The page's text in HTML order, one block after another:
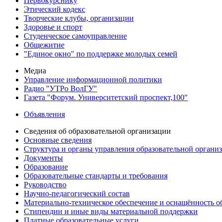
Этический кодекс
Творческие клубы, организации
Здоровье и спорт
Студенческое самоуправление
Общежитие
"Единое окно" по поддержке молодых семей
Медиа
Управление информационной политики
Радио "УТРо ВолГУ"
Газета "Форум. Университетский проспект,100"
Объявления
Сведения об образовательной организации
Основные сведения
Структура и органы управления образовательной
Документы
Образование
Образовательные стандарты и требования
Руководство
Научно-педагогический состав
Материально-техническое обеспечение и оснащённость
Стипендии и иные виды материальной поддержки
Платные образовательные услуги